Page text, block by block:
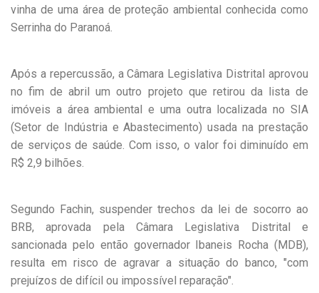
vinha de uma área de proteção ambiental conhecida como
Serrinha do Paranoá.
Após a repercussão, a Câmara Legislativa Distrital aprovou
no fim de abril um outro projeto que retirou da lista de
imóveis a área ambiental e uma outra localizada no SIA
(Setor de Indústria e Abastecimento) usada na prestação
de serviços de saúde. Com isso, o valor foi diminuído em
R$ 2,9 bilhões.
Segundo Fachin, suspender trechos da lei de socorro ao
BRB, aprovada pela Câmara Legislativa Distrital e
sancionada pelo então governador Ibaneis Rocha (MDB),
resulta em risco de agravar a situação do banco, "com
prejuízos de difícil ou impossível reparação".